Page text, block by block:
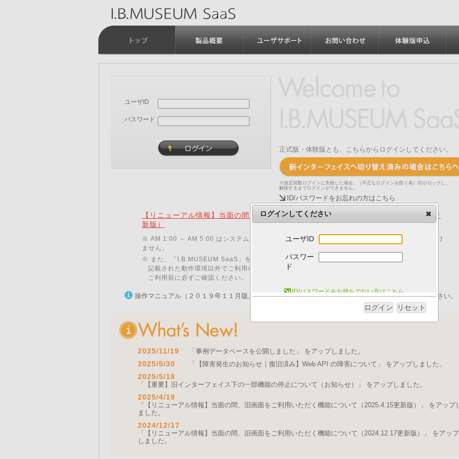
ユーザID
パスワード
正式版・体験版とも、こちらからログインしてください。
※規定回数ログインに失敗した場合、（不正なログインを防ぐ為）IDがロックし、
解除するまでログインができません。
ID/パスワードをお忘れの方はこちら
【リニューアル情報】当面の間、旧画面をご利用いただく機能について（2025.4.15更
新版）
※ AM 1:00 ～ AM 5:00 はシステムメンテナンスのため、「I.B.MUSEUM SaaS」をご利用いただけ
ません。
※ また、「I.B.MUSEUM SaaS」をご利用いただくためには、以下の動作環境が必要です。
記載された動作環境以外でご利用いただいた場合、動作に不具合が発生する可能性がございます。
ご利用前に必ずご確認ください。
操作マニュアル（２０１９年１１月版／pdfファイル）を発行いたしました。ログイン後にご取得ください。
2025/11/19 「事例データベースを公開しました」 をアップしました。
2025/5/30 「【障害発生のお知らせ｜復旧済み】Web API の障害について」 をアップしました。
2025/5/18
「【重要】旧インターフェイス下の一部機能の停止について（お知らせ）」 をアップしました。
2025/4/19
「【リニューアル情報】当面の間、旧画面をご利用いただく機能について（2025.4.15更新版）」 をアップ
ました。
2024/12/17
「【リニューアル情報】当面の間、旧画面をご利用いただく機能について（2024.12.17更新版）」 をアップ
しました。
ログインしてください
ユーザID
パスワー
ド
ID/パスワードをお持ちでない方はこちら
ログイン リセット